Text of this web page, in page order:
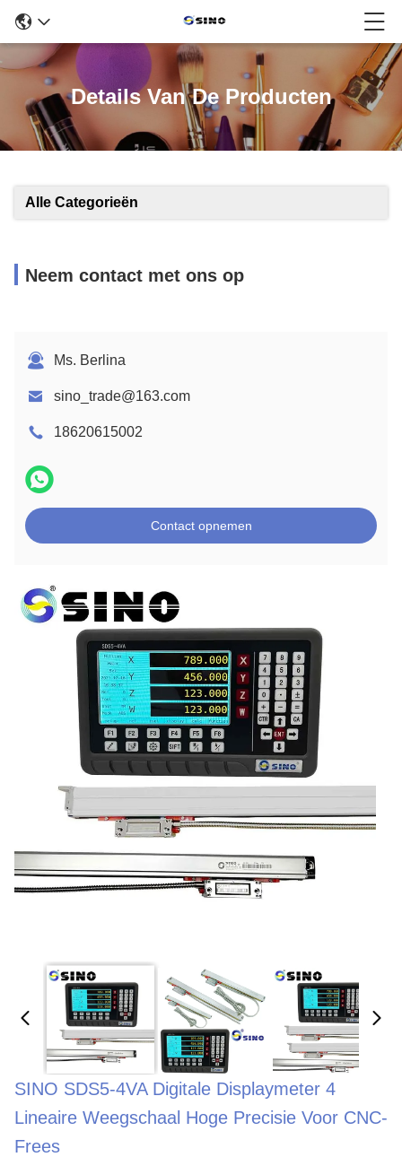
Details Van De Producten
Alle Categorieën
Neem contact met ons op
Ms. Berlina
sino_trade@163.com
18620615002
Contact opnemen
SINO SDS5-4VA Digitale Displaymeter 4
Lineaire Weegschaal Hoge Precisie Voor CNC-
Frees